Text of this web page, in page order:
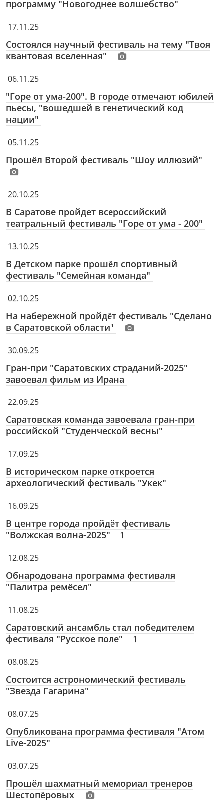
программу "Новогоднее волшебство"
17.11.25
Состоялся научный фестиваль на тему "Твоя
квантовая вселенная"
06.11.25
"Горе от ума-200". В городе отмечают юбилей
пьесы, "вошедшей в генетический код
нации"
05.11.25
Прошёл Второй фестиваль "Шоу иллюзий"
20.10.25
В Саратове пройдет всероссийский
театральный фестиваль "Горе от ума - 200"
13.10.25
В Детском парке прошёл спортивный
фестиваль "Семейная команда"
02.10.25
На набережной пройдёт фестиваль "Сделано
в Саратовской области"
30.09.25
Гран-при "Саратовских страданий-2025"
завоевал фильм из Ирана
22.09.25
Саратовская команда завоевала гран-при
российской "Студенческой весны"
17.09.25
В историческом парке откроется
археологический фестиваль "Укек"
16.09.25
В центре города пройдёт фестиваль
"Волжская волна-2025"
1
12.08.25
Обнародована программа фестиваля
"Палитра ремёсел"
11.08.25
Саратовский ансамбль стал победителем
фестиваля "Русское поле"
1
08.08.25
Состоится астрономический фестиваль
"Звезда Гагарина"
08.07.25
Опубликована программа фестиваля "Атом
Live-2025"
03.07.25
Прошёл шахматный мемориал тренеров
Шестопёровых